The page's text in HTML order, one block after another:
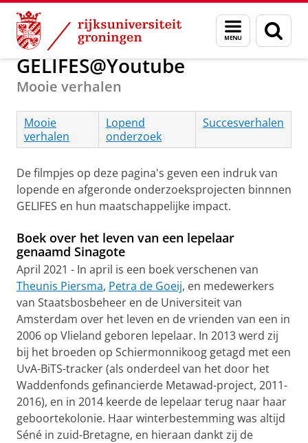
Skip
Content
Skip
Navigation
Menu
en
zoeken
Onderzoek About us
GELIFES@Youtube
Mooie verhalen
Mooie
verhalen
Lopend
onderzoek
Succesverhalen
De filmpjes op deze pagina's geven een indruk van
lopende en afgeronde onderzoeksprojecten binnnen
GELIFES en hun maatschappelijke impact.
Boek over het leven van een lepelaar
genaamd Sinagote
April 2021 - In april is een boek verschenen van
Theunis Piersma, Petra de Goeij, en medewerkers
van Staatsbosbeheer en de Universiteit van
Amsterdam over het leven en de vrienden van een in
2006 op Vlieland geboren lepelaar. In 2013 werd zij
bij het broeden op Schiermonnikoog getagd met een
UvA-BiTS-tracker (als onderdeel van het door het
Waddenfonds gefinancierde Metawad-project, 2011-
2016), en in 2014 keerde de lepelaar terug naar haar
geboortekolonie. Haar winterbestemming was altijd
Séné in zuid-Bretagne, en hieraan dankt zij de